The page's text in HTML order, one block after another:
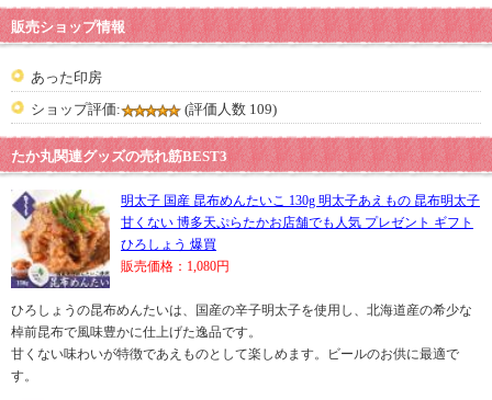
販売ショップ情報
あった印房
ショップ評価:
(評価人数 109)
たか丸関連グッズの売れ筋BEST3
明太子 国産 昆布めんたいこ 130g 明太子あえもの 昆布明太子
甘くない 博多天ぷらたかお店舗でも人気 プレゼント ギフト
ひろしょう 爆買
販売価格：1,080円
ひろしょうの昆布めんたいは、国産の辛子明太子を使用し、北海道産の希少な
棹前昆布で風味豊かに仕上げた逸品です。
甘くない味わいが特徴であえものとして楽しめます。ビールのお供に最適で
す。